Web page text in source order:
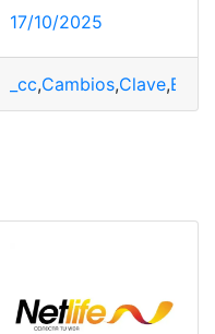
17/10/2025
_cc,Cambios,Clave,